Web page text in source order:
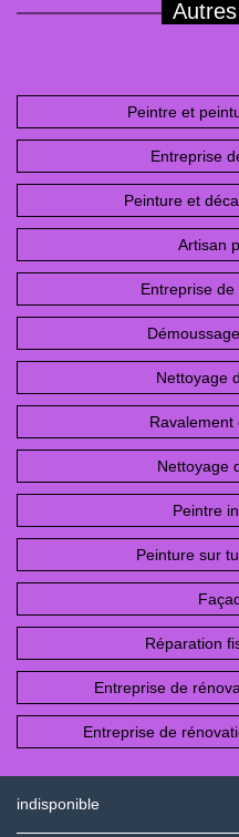
Peintre et
Entreprise
Peinture et
Artisan
Entreprise
Nettoyage
Ravalement
Nettoyage
Peintre
Peinture sur
Réparation
Entreprise de
Entreprise de
indisponible